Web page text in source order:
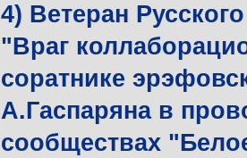
4) Ветеран
"Враг
соратнике
А.Гаспаряна в
сообществах